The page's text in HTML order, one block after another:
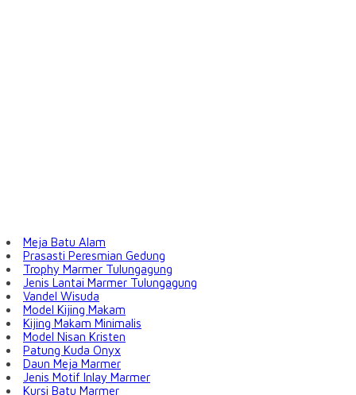
Meja Batu Alam
Prasasti Peresmian Gedung
Trophy Marmer Tulungagung
Jenis Lantai Marmer Tulungagung
Vandel Wisuda
Model Kijing Makam
Kijing Makam Minimalis
Model Nisan Kristen
Patung Kuda Onyx
Daun Meja Marmer
Jenis Motif Inlay Marmer
Kursi Batu Marmer